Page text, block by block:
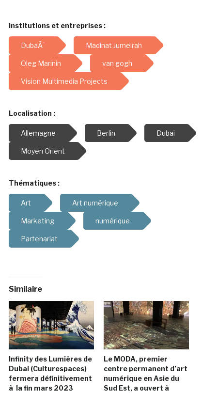
Institutions et entreprises :
DubaÃ¯ Madinat Jumeirah
Oleg Marinin van gogh
Vision Multimedia Projects
Localisation :
Allemagne Berlin Dubai
Moyen Orient
Thématiques :
Art Art numérique
Marketing numérique
Partenariat
Similaire
Infinity des Lumières de
Dubai (Culturespaces)
fermera définitivement
à la fin mars 2023
Le MODA, premier
centre permanent d’art
numérique en Asie du
Sud Est, a ouvert à